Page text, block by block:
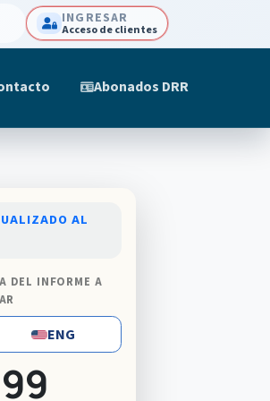
INGRESAR
Acceso de clientes
Abonados DRR
AL
DEL INFORME A
ENG